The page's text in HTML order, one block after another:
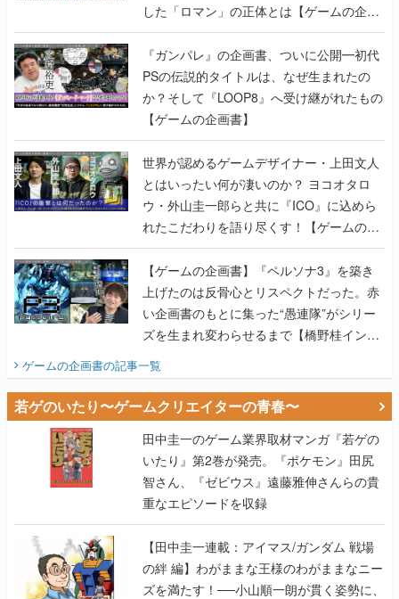
した「ロマン」の正体とは【ゲームの企画
書】
『ガンパレ』の企画書、ついに公開━初代
PSの伝説的タイトルは、なぜ生まれたの
か？そして『LOOP8』へ受け継がれたもの
【ゲームの企画書】
世界が認めるゲームデザイナー・上田文人
とはいったい何が凄いのか？ ヨコオタロ
ウ・外山圭一郎らと共に『ICO』に込めら
れたこだわりを語り尽くす！【ゲームの企
画書】
【ゲームの企画書】『ペルソナ3』を築き
上げたのは反骨心とリスペクトだった。赤
い企画書のもとに集った“愚連隊”がシリー
ズを生まれ変わらせるまで【橋野桂インタ
ゲームの企画書の記事一覧
若ゲのいたり〜ゲームクリエイターの青春〜
田中圭一のゲーム業界取材マンガ『若ゲの
いたり』第2巻が発売。『ポケモン』田尻
智さん、『ゼビウス』遠藤雅伸さんらの貴
重なエピソードを収録
【田中圭一連載：アイマス/ガンダム 戦場
の絆 編】わがままな王様のわがままなニー
ズを満たす！──小山順一朗が貫く姿勢に、